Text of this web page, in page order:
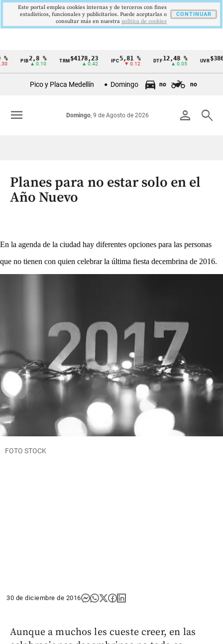
Cintillo
Colombia
PIB 2,8 %
▲ 0.10
TRM $4178,23
▲ 0.42
IPC 5,81 %
▼ 0.12
DTF 12,48 %
▲ 0.05
UVR
▲
Pico y Placa Medellín Domingo no no
person search
Domingo, 9 de Agosto de 2026
menu
Planes para no estar solo en el
Año Nuevo
En la agenda de la ciudad hay diferentes opciones para las personas
que no tienen con quien celebrar la última fiesta decembrina de 2016.
FOTO STOCK
30 de diciembre de 2016
Aunque a muchos les cueste creer, en las
Este portal emplea cookies internas y de terceros con fines
estadísticos, funcionales y publicitarios. Puede aceptarlas o
consultar más en nuestra politica de cookies
CONTINUAR